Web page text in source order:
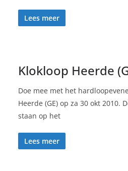
Lees meer
Klokloop Heerde
Doe mee met het
Heerde (GE) op za 30 okt 2010.
staan op het
Lees meer